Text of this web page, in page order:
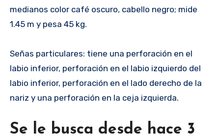
medianos color café oscuro, cabello negro; mide
1.45 m y pesa 45 kg.
Señas particulares: tiene una perforación en el
labio inferior, perforación en el labio izquierdo del
labio inferior, perforación en el lado derecho de la
nariz y una perforación en la ceja izquierda.
Se le busca desde hace 3